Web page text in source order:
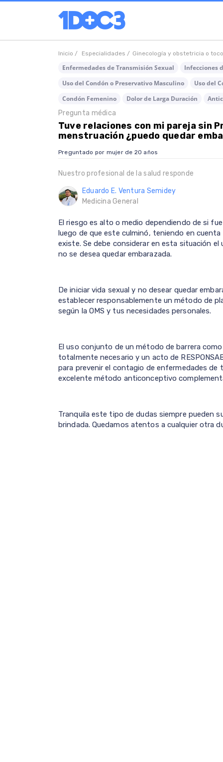
Inicio / Especialidades / Ginecología y obstetricia o
Enfermedades de Transmisión Sexual Infecciones
Uso del Condón o Preservativo Masculino
Uso del
Condón Femenino
Dolor de Larga Duración
Pregunta médica
Tuve relaciones con mi pareja sin
menstruación ¿puedo quedar
Preguntado por mujer de 20 años
Nuestro profesional de la salud responde
Eduardo E. Ventura Semidey
Medicina General
El riesgo es alto o medio dependiendo de si
luego de que este culminó, teniendo en
existe. Se debe considerar en esta situación
no se desea quedar embarazada.
De iniciar vida sexual y no desear quedar
establecer responsablemente un método de
según la OMS y tus necesidades personales.
El uso conjunto de un método de barrera
totalmente necesario y un acto de
para prevenir el contagio de enfermedades de
excelente método anticonceptivo
Tranquila este tipo de dudas siempre pueden
brindada. Quedamos atentos a cualquier otra